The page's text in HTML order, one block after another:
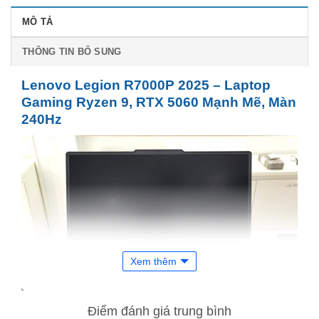
MÔ TẢ
THÔNG TIN BỔ SUNG
Lenovo Legion R7000P 2025 – Laptop
Gaming Ryzen 9, RTX 5060 Mạnh Mẽ, Màn
240Hz
Xem thêm
Điểm đánh giá trung bình